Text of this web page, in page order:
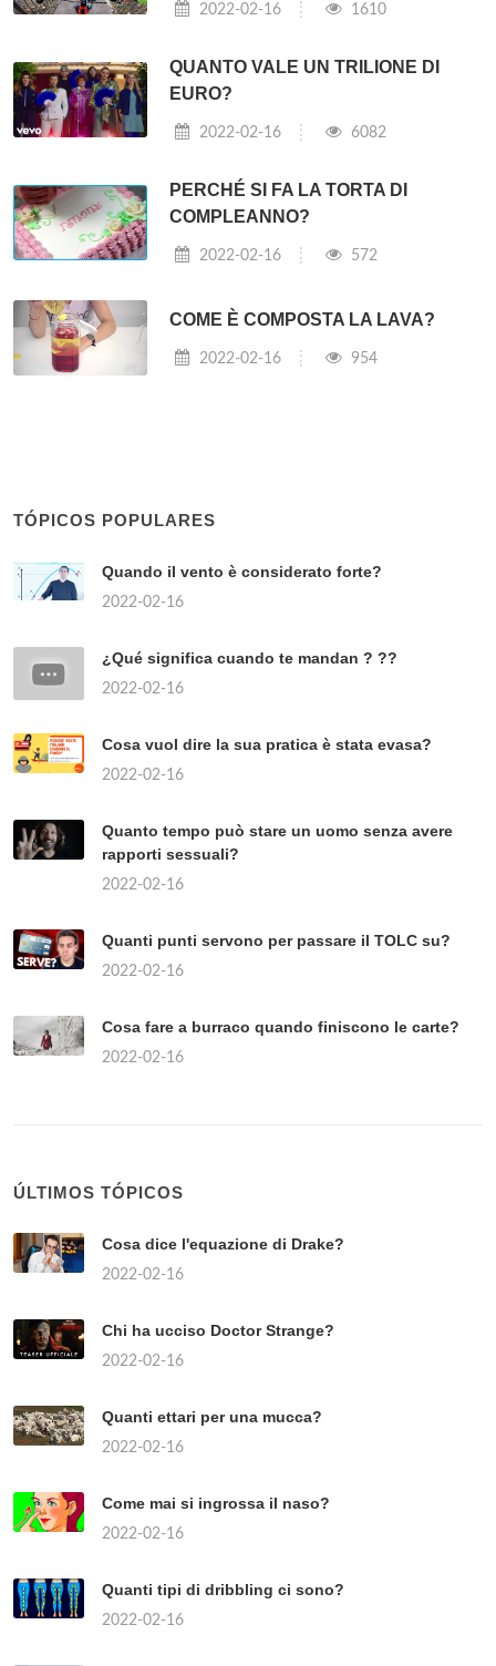
2022-02-16 1610
QUANTO VALE UN TRILIONE DI
EURO?
2022-02-16 6082
PERCHÉ SI FA LA TORTA DI
COMPLEANNO?
2022-02-16 572
COME È COMPOSTA LA LAVA?
2022-02-16 954
TÓPICOS POPULARES
Quando il vento è considerato forte?
2022-02-16
¿Qué significa cuando te mandan ? ??
2022-02-16
Cosa vuol dire la sua pratica è stata evasa?
2022-02-16
Quanto tempo può stare un uomo senza avere
rapporti sessuali?
2022-02-16
Quanti punti servono per passare il TOLC su?
2022-02-16
Cosa fare a burraco quando finiscono le carte?
2022-02-16
ÚLTIMOS TÓPICOS
Cosa dice l'equazione di Drake?
2022-02-16
Chi ha ucciso Doctor Strange?
2022-02-16
Quanti ettari per una mucca?
2022-02-16
Come mai si ingrossa il naso?
2022-02-16
Quanti tipi di dribbling ci sono?
2022-02-16